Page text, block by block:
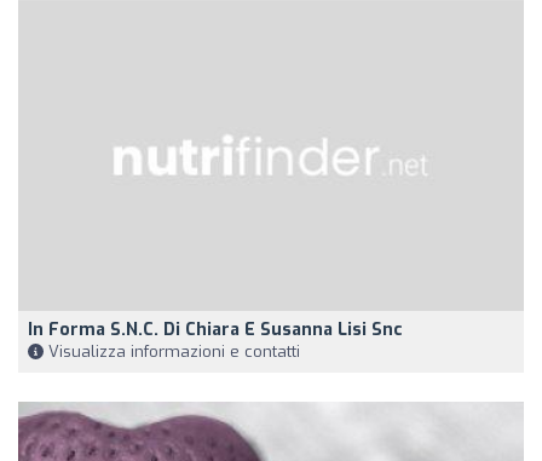
In Forma S.N.C. Di Chiara E Susanna Lisi Snc
Visualizza informazioni e contatti